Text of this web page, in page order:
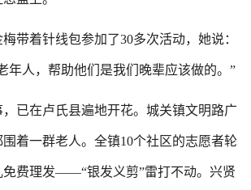
着针线包参加了30多次活动，她说：
年人，帮助他们是我们晚辈应该做的。”
在卢氏县遍地开花。城关镇文明路广
着一群老人。全镇10个社区的志愿者轮
免费理发——“银发义剪”雷打不动。兴贤